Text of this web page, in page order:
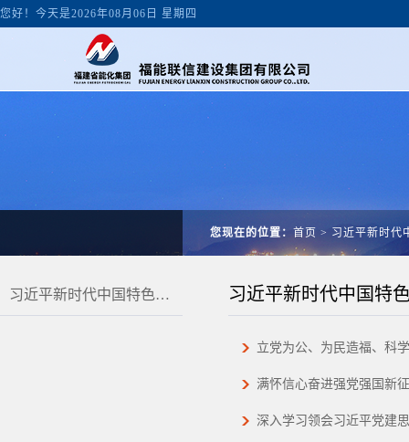
您好！今天是2026年08月06日 星期四
您现在的位置： 首页 > 习近平新时代
习近平新时代中国特色社会主义思想 习近平新时代中国特
立党为公、为民造福、科
满怀信心奋进强党强国新
深入学习领会习近平党建